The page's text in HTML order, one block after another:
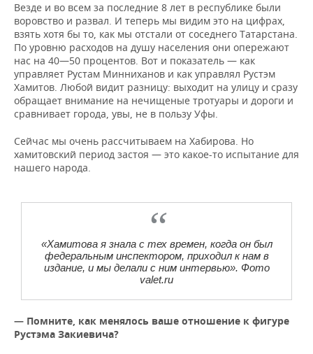
Везде и во всем за последние 8 лет в республике были
воровство и развал. И теперь мы видим это на цифрах,
взять хотя бы то, как мы отстали от соседнего Татарстана.
По уровню расходов на душу населения они опережают
нас на 40—50 процентов. Вот и показатель — как
управляет Рустам Минниханов и как управлял Рустэм
Хамитов. Любой видит разницу: выходит на улицу и сразу
обращает внимание на нечищеные тротуары и дороги и
сравнивает города, увы, не в пользу Уфы.
Сейчас мы очень рассчитываем на Хабирова. Но
хамитовский период застоя — это какое-то испытание для
нашего народа.
«Хамитова я знала с тех времен, когда он был
федеральным инспектором, приходил к нам в
издание, и мы делали с ним интервью». Фото
valet.ru
— Помните, как менялось ваше отношение к фигуре
Рустэма Закиевича?